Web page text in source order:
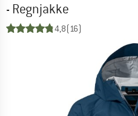
- Regnjakke
4,8(16)